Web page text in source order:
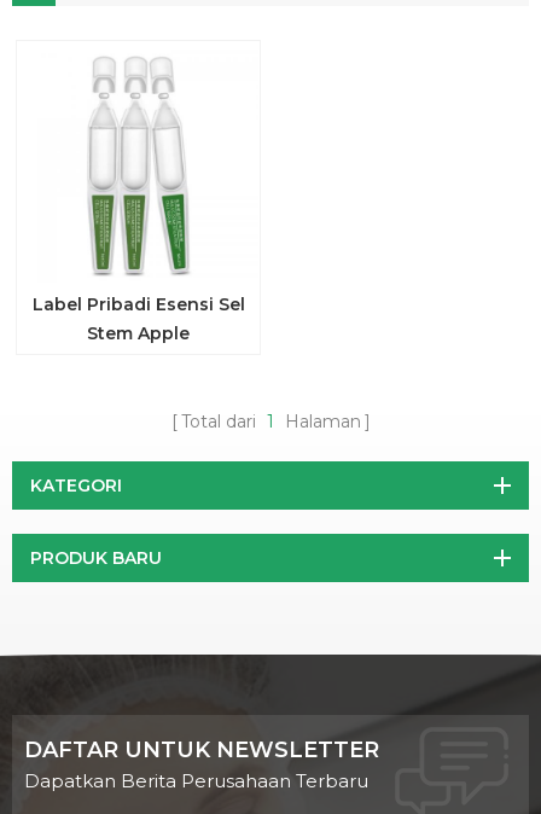
Label Pribadi Esensi Sel
Stem Apple
Total dari 1 Halaman
KATEGORI
PRODUK BARU
DAFTAR UNTUK NEWSLETTER
Dapatkan Berita Perusahaan Terbaru